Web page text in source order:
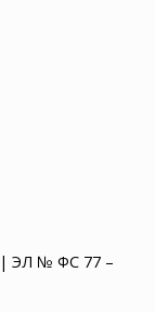
| ЭЛ № ФС 77 –